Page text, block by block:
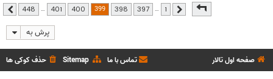
448 قبلی …
397
398
399
400
401
…
448 بعدی
پرش به
صفحه اول تالار حذف کوکی ها Sitemap تماس با ما